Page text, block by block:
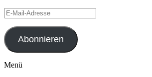
E-
Mail-
Adresse
Abonnieren
Menü